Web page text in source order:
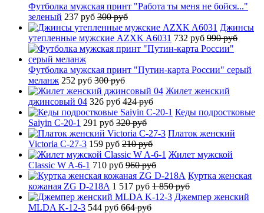
Футболка мужская принт "Работа ты меня не бойся..."
зеленый 237 руб 300 руб
Джинсы
утепленные мужские AZXK A6031 732 руб 990 руб
Футболка мужская принт "Путин-карта России" серый
меланж 252 руб 300 руб
Жилет женский
джинсовый 04 326 руб 424 руб
Кеды подростковые
Saiyin C-20-1 291 руб 320 руб
Платок женский
Victoria C-27-3 159 руб 210 руб
Жилет мужской
Classic W A-6-1 710 руб 960 руб
Куртка женская
кожаная ZG D-218A 1 517 руб 1 850 руб
Джемпер женский
MLDA K-12-3 544 руб 664 руб